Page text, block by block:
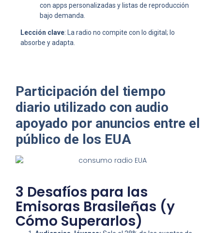
con apps personalizadas y listas de reproducción
bajo demanda.
Lección clave: La radio no compite con lo digital; lo
absorbe y adapta.
Participación del tiempo
diario utilizado con audio
apoyado por anuncios entre el
público de los EUA
3 Desafíos para las
Emisoras Brasileñas (y
Cómo Superarlos)